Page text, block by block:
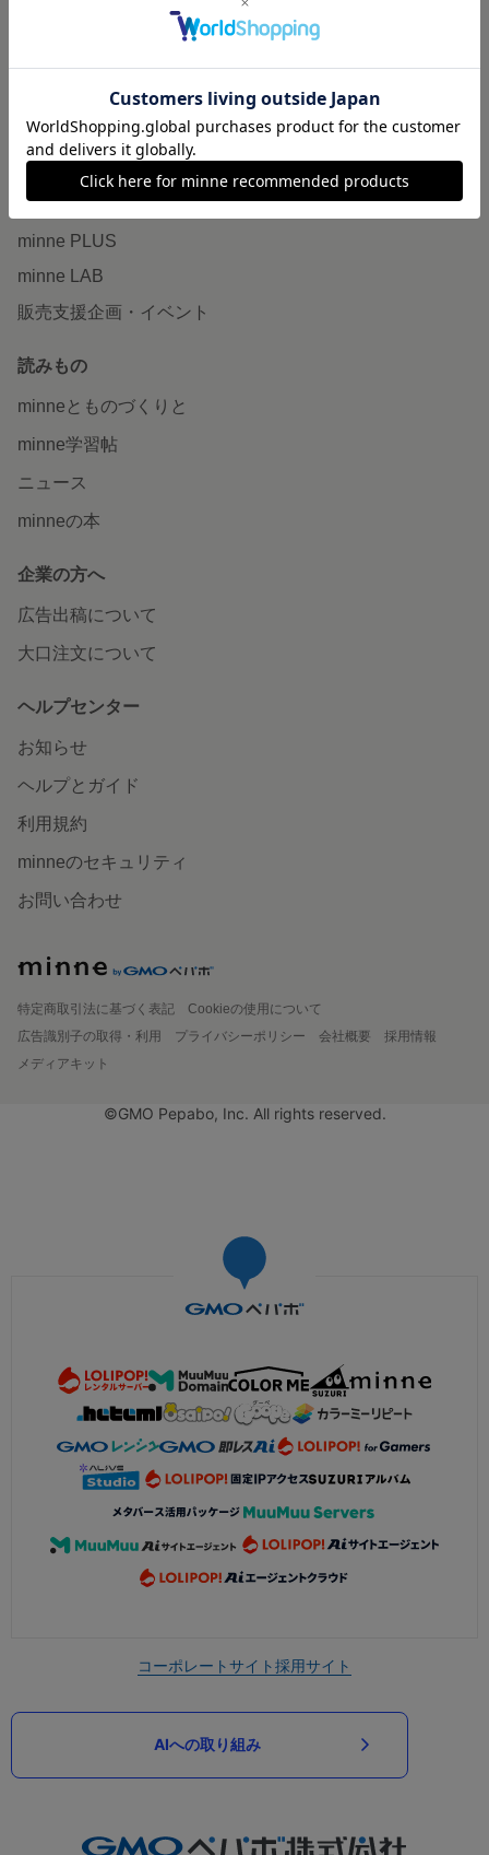
minneで売りたい
食品販売
ヴィンテージ販売
ダウンロード販売
minne PLUS
minne LAB
販売支援企画・イベント
読みもの
minneとものづくりと
minne学習帖
ニュース
minneの本
企業の方へ
広告出稿について
大口注文について
ヘルプセンター
お知らせ
ヘルプとガイド
利用規約
minneのセキュリティ
お問い合わせ
特定商取引法に基づく表記
Cookieの使用について
広告識別子の取得・利用
プライバシーポリシー 会社概要
採用情報
メディアキット
©GMO Pepabo, Inc. All rights reserved.
コーポレートサイト採用サイト
AIへの取り組み